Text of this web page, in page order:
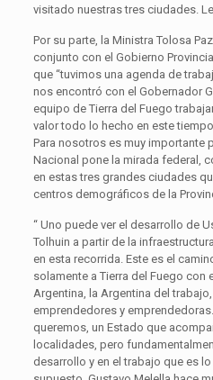
visitado nuestras tres ciudades.
Por su parte, la Ministra Tolosa
conjunto con el Gobierno
que “tuvimos una agenda de
nos encontró con el Gobernador
equipo de Tierra del Fuego
valor todo lo hecho en este
Para nosotros es muy importante
Nacional pone la mirada federal,
en estas tres grandes ciudades
centros demográficos de la
“ Uno puede ver el desarrollo de
Tolhuin a partir de la
en esta recorrida. Este es el
solamente a Tierra del Fuego con
Argentina, la Argentina del
emprendedores y
queremos, un Estado que
localidades, pero
desarrollo y en el trabajo que es